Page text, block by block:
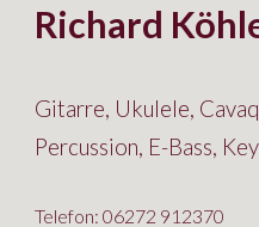
Richard
Gitarre, Ukulele,
Percussion, E-Bass,
Telefon: 06272 912370